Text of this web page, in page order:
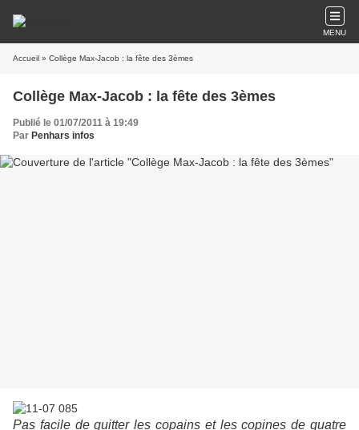
MENU
Accueil » Collège Max-Jacob : la fête des 3èmes
Collège Max-Jacob : la fête des 3èmes
Publié le 01/07/2011 à 19:49
Par Penhars infos
Pas facile de quitter les copains et les copines de quatre